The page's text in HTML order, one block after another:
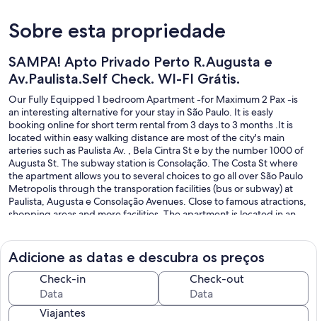
Sobre esta propriedade
SAMPA! Apto Privado Perto R.Augusta e
Av.Paulista.Self Check. WI-FI Grátis.
Our Fully Equipped 1 bedroom Apartment -for Maximum 2 Pax -is
an interesting alternative for your stay in São Paulo. It is easly
booking online for short term rental from 3 days to 3 months .It is
located within easy walking distance are most of the city's main
arteries such as Paulista Av. , Bela Cintra St e by the number 1000 of
Augusta St. The subway station is Consolação. The Costa St where
the apartment allows you to several choices to go all over São Paulo
Metropolis through the transporation facilities (bus or subway) at
Paulista, Augusta e Consolação Avenues. Close to famous atractions,
shopping areas and more facilities. The apartment is located in an
storey building, with only 4 apartments per fllor.
Adicione as datas e descubra os preços
Check-in Check-out
Viajantes